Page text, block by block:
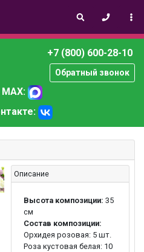
+7 (800) 600-28-10
Обратный звонок
Описание
Высота композиции: 35
см
Состав композиции:
Орхидея розовая: 5 шт.
Роза кустовая белая: 10